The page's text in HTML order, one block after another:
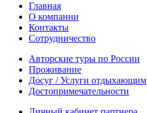
Главная
О компании
Контакты
Сотрудничество
Авторские туры по России
Проживание
Досуг / Услуги отдыхающим
Достопримечательности